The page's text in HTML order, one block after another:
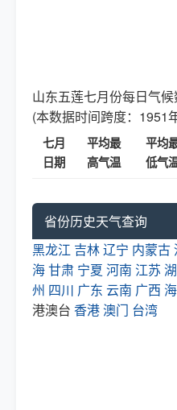
山东五莲七月份每日气
(本数据时间跨度：1951
七月
日期
平均最
高气温
平均
低气
省份历史天气查询
黑龙江 吉林辽宁 内蒙古
海甘肃 宁夏 河南 江苏
州 四川 广东 云南 广西
港澳台 香港澳门 台湾